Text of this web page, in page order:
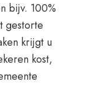
bijv. 100%
gestorte
krijgt u
kost,